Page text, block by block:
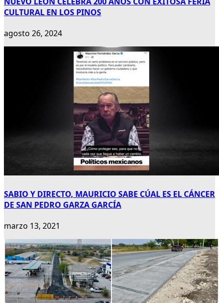
CULTURAL EN LOS PINOS
agosto 26, 2024
SABIO Y DIRECTO, MAURICIO SABE CÚAL ES EL CÁNCER
DE SAN PEDRO GARZA GARCÍA
marzo 13, 2021